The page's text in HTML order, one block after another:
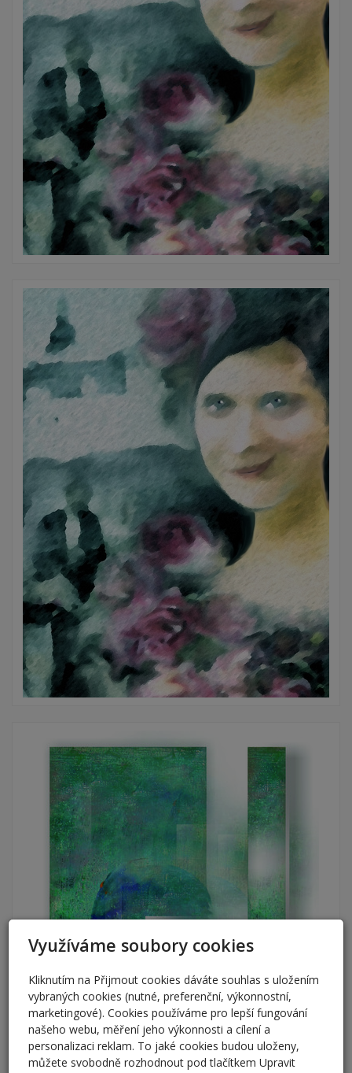
Využíváme soubory cookies
Kliknutím na Přijmout cookies dáváte souhlas s uložením
vybraných cookies (nutné, preferenční, výkonnostní,
marketingové). Cookies používáme pro lepší fungování
našeho webu, měření jeho výkonnosti a cílení a
personalizaci reklam. To jaké cookies budou uloženy,
můžete svobodně rozhodnout pod tlačítkem Upravit